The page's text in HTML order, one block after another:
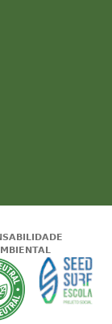
do site no
de
A